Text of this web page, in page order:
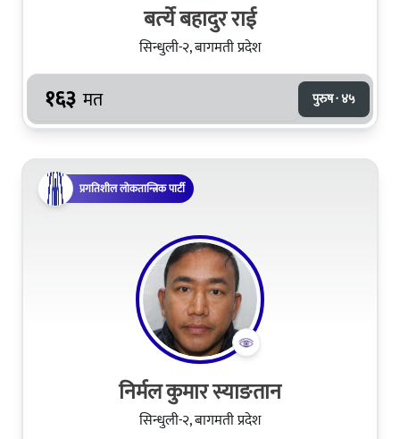
बर्त्‍ये बहादुर राई
सिन्धुली-२, बागमती प्रदेश
१६३ मत पुरुष · ४५
प्रगतिशील लोकतान्त्रिक पार्टी
निर्मल कुमार स्याङतान
सिन्धुली-२, बागमती प्रदेश